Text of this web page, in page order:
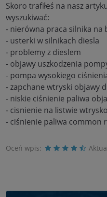
Skoro trafiłeś na nasz
wyszukiwać:
- nierówna praca silnika na
- usterki w silnikach diesla
- problemy z dieslem
- objawy uszkodzenia
- pompa wysokiego
- zapchane wtryski objawy
- niskie ciśnienie paliwa
- cisnienie na listwie
- ciśnienie paliwa common
Oceń wpis: